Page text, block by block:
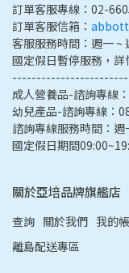
訂單客服專線：02-
訂單客服信箱：
客服服務時間：週一 ~
國定假日暫停服務，詳
成人營養品-諮詢專線
幼兒產品-諮詢專線：
諮詢專線服務時間：週
國定假日期間
關於亞培品牌旗艦店
查詢 關於我們 我的
離島配送專區